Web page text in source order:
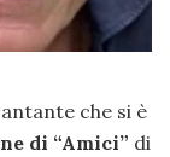
che si è
di “Amici” di